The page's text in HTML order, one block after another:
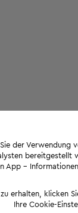
der
bereitgestellt
App -
erhalten, klicken
Ihre Cookie-